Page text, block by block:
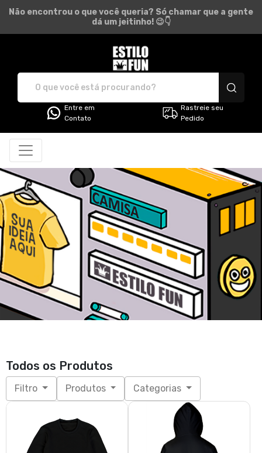
Não encontrou o que você queria? Só chamar que a gente
dá um jeitinho! 😉👇
Entre em
Contato
Rastreie seu
Pedido
Todos os Produtos
Filtro Produtos Categorias